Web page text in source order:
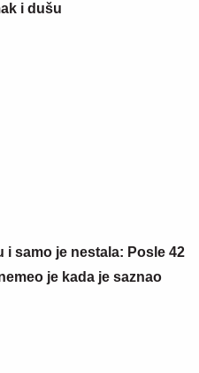
i dušu
i samo je nestala: Posle 42
je kada je saznao